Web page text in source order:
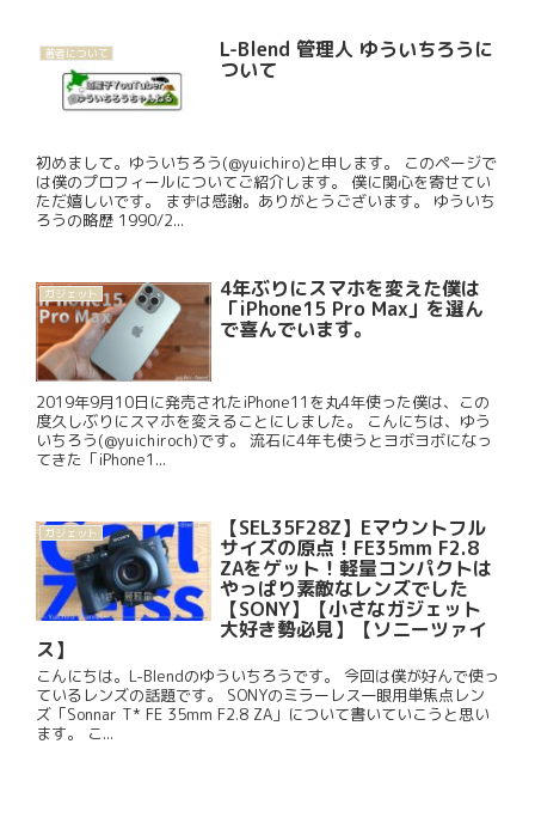
著者について L-Blend 管理人 ゆういちろうに
ついて
初めまして。ゆういちろう(@yuichiro)と申します。 このページで
は僕のプロフィールについてご紹介します。 僕に関心を寄せてい
ただ嬉しいです。 まずは感謝。ありがとうございます。 ゆういち
ろうの略歴 1990/2...
ガジェット 4年ぶりにスマホを変えた僕は
「iPhone15 Pro Max」を選ん
で喜んでいます。
2019年9月10日に発売されたiPhone11を丸4年使った僕は、この
度久しぶりにスマホを変えることにしました。 こんにちは、ゆう
いちろう(@yuichiroch)です。 流石に4年も使うとヨボヨボになっ
てきた「iPhone1...
ガジェット 【SEL35F28Z】Eマウントフル
サイズの原点！FE35mm F2.8
ZAをゲット！軽量コンパクトは
やっぱり素敵なレンズでした
【SONY】【小さなガジェット
大好き勢必見】【ソニーツァイ
ス】
こんにちは。L-Blendのゆういちろうです。 今回は僕が好んで使っ
ているレンズの話題です。 SONYのミラーレス一眼用単焦点レン
ズ「Sonnar T* FE 35mm F2.8 ZA」について書いていこうと思い
ます。 こ...